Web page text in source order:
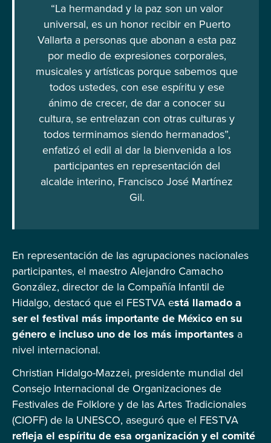
“La hermandad y la paz son un valor
universal, es un honor recibir en Puerto
Vallarta a personas que abonan a esta paz
por medio de expresiones corporales,
musicales y artísticas porque sabemos que
todos ustedes, con ese espíritu y ese
ánimo de crecer, de dar a conocer su
cultura, se entrelazan con otras culturas y
todos terminamos siendo hermanados”,
enfatizó el edil al dar la bienvenida a los
participantes en representación del
alcalde interino, Francisco José Martínez
Gil.
En representación de las agrupaciones nacionales
participantes, el maestro Alejandro Camacho
González, director de la Compañía Infantil de
Hidalgo, destacó que el FESTVA está llamado a
ser el festival más importante de México en su
género e incluso uno de los más importantes a
nivel internacional.
Christian Hidalgo-Mazzei, presidente mundial del
Consejo Internacional de Organizaciones de
Festivales de Folklore y de las Artes Tradicionales
(CIOFF) de la UNESCO, aseguró que el FESTVA
refleja el espíritu de esa organización y el comité